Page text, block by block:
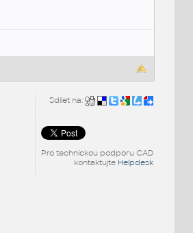
Sdílet na:
Pro technickou podporu CAD
kontaktujte Helpdesk